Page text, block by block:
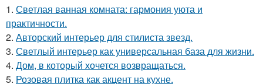
1. Светлая ванная комната: гармония уюта и
практичности.
2. Авторский интерьер для стилиста звезд.
3. Светлый интерьер как универсальная база для жизни.
4. Дом, в который хочется возвращаться.
5. Розовая плитка как акцент на кухне.